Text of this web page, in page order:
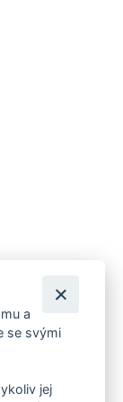
a
se svými
jej